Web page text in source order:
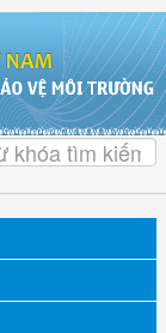
nâng cao tỷ lệ người